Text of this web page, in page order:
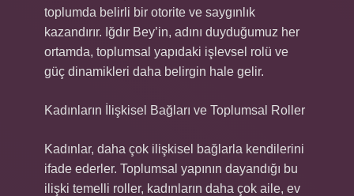
toplumda belirli bir otorite ve saygınlık
kazandırır. Iğdır Bey’in, adını duyduğumuz her
ortamda, toplumsal yapıdaki işlevsel rolü ve
güç dinamikleri daha belirgin hale gelir.
Kadınların İlişkisel Bağları ve Toplumsal Roller
Kadınlar, daha çok ilişkisel bağlarla kendilerini
ifade ederler. Toplumsal yapının dayandığı bu
ilişki temelli roller, kadınların daha çok aile, ev